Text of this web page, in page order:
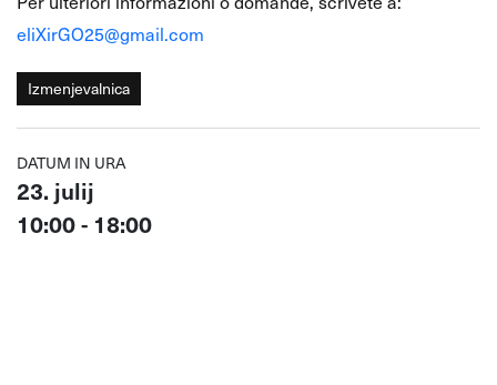
eliXirGO25@gmail.com
Izmenjevalnica
DATUM IN URA
23. julij
10:00 - 18:00